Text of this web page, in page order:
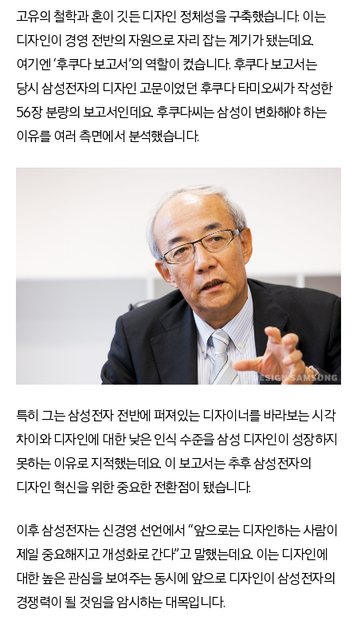
고유의 철학과 혼이 깃든 디자인 정체성을 구축했습니다. 이는
디자인이 경영 전반의 자원으로 자리 잡는 계기가 됐는데요.
여기엔 ‘후쿠다 보고서’의 역할이 컸습니다. 후쿠다 보고서는
당시 삼성전자의 디자인 고문이었던 후쿠다 타미오씨가 작성한
56장 분량의 보고서인데요. 후쿠다씨는 삼성이 변화해야 하는
이유를 여러 측면에서 분석했습니다.
특히 그는 삼성전자 전반에 퍼져있는 디자이너를 바라보는 시각
차이와 디자인에 대한 낮은 인식 수준을 삼성 디자인이 성장하지
못하는 이유로 지적했는데요. 이 보고서는 추후 삼성전자의
디자인 혁신을 위한 중요한 전환점이 됐습니다.
이후 삼성전자는 신경영 선언에서 “앞으로는 디자인하는 사람이
제일 중요해지고 개성화로 간다”고 말했는데요. 이는 디자인에
대한 높은 관심을 보여주는 동시에 앞으로 디자인이 삼성전자의
경쟁력이 될 것임을 암시하는 대목입니다.